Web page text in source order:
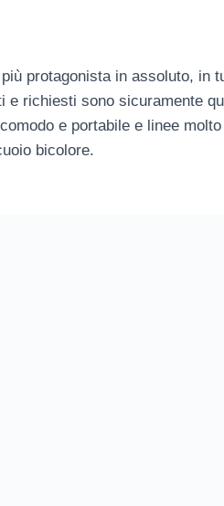
protagonista in assoluto, in
richiesti sono sicuramente
e portabile e linee
bicolore.